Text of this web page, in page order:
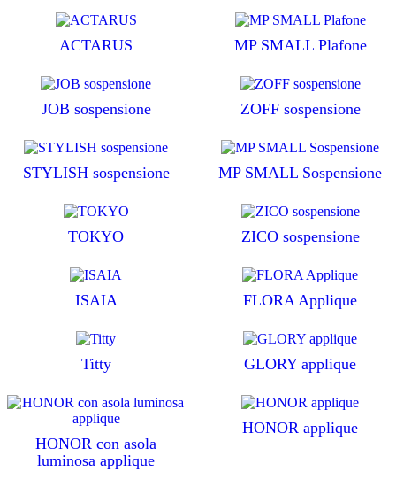
ACTARUS MP SMALL Plafone
JOB sospensione ZOFF sospensione
STYLISH sospensione MP SMALL Sospensione
TOKYO ZICO sospensione
ISAIA FLORA Applique
Titty GLORY applique
HONOR con asola
luminosa applique
HONOR applique